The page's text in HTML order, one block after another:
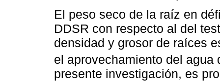
El peso seco de la raíz en
DDSR con respecto al del
densidad y grosor de raíces
el aprovechamiento del agua
presente investigación, es